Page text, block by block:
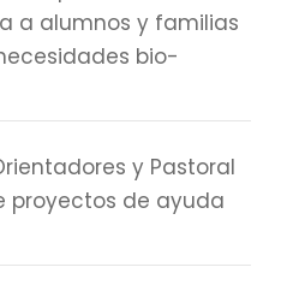
a alumnos y familias
bio-
y Pastoral
proyectos de ayuda